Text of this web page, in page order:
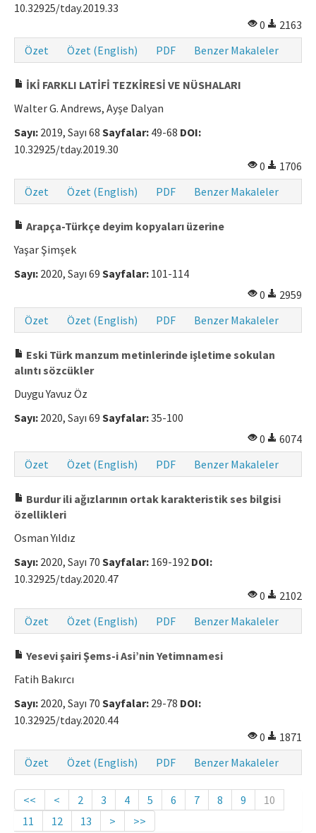
10.32925/tday.2019.33
0
2163
Özet
Özet (English) PDF Benzer Makaleler
İKİ FARKLI LATİFİ TEZKİRESİ VE NÜSHALARI
Walter G. Andrews, Ayşe Dalyan
Sayı: 2019, Sayı 68 Sayfalar: 49-68 DOI:
10.32925/tday.2019.30
0
1706
Özet
Özet (English) PDF Benzer Makaleler
Arapça-Türkçe deyim kopyaları üzerine
Yaşar Şimşek
Sayı: 2020, Sayı 69 Sayfalar: 101-114
0
2959
Özet
Özet (English) PDF Benzer Makaleler
Eski Türk manzum metinlerinde işletime sokulan
alıntı sözcükler
Duygu Yavuz Öz
Sayı: 2020, Sayı 69 Sayfalar:35-100
0
6074
Özet
Özet (English) PDF Benzer Makaleler
Burdur ili ağızlarının ortak karakteristik ses bilgisi
özellikleri
Osman Yıldız
Sayı: 2020, Sayı 70 Sayfalar: 169-192 DOI:
10.32925/tday.2020.47
0
2102
Özet
Özet (English) PDF Benzer Makaleler
Yesevi şairi Şems-i Asi’nin Yetimnamesi
Fatih Bakırcı
Sayı: 2020, Sayı 70 Sayfalar: 29-78 DOI:
10.32925/tday.2020.44
0
1871
Özet
Özet (English) PDF Benzer Makaleler
<< < 2 3 4 5 6 7 8 9
10
11
12 13 > >>